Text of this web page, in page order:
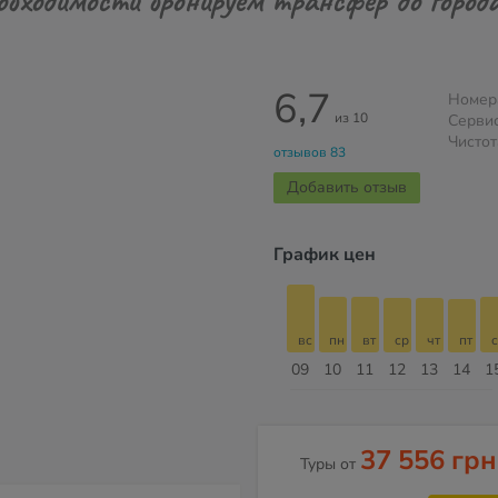
6,7 из 10
отзывов 83
Добавить отзыв
График цен
09
вс
10
пн
11
вт
12
ср
13
чт
14
пт
Туры от 37 556 грн